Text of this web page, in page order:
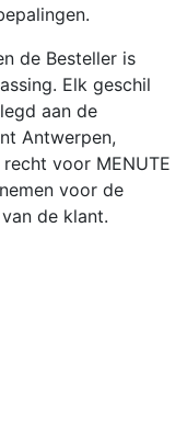
de Besteller is
Elk geschil
aan de
Antwerpen,
voor MENUTE
voor de
de klant.